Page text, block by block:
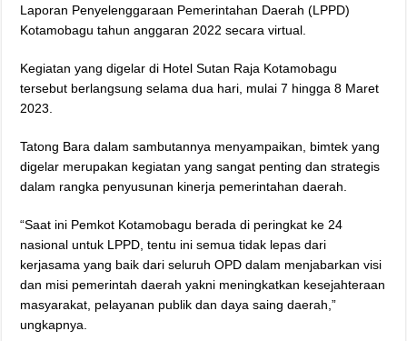
Laporan Penyelenggaraan Pemerintahan Daerah (LPPD)
Kotamobagu tahun anggaran 2022 secara virtual.
Kegiatan yang digelar di Hotel Sutan Raja Kotamobagu
tersebut berlangsung selama dua hari, mulai 7 hingga 8 Maret
2023.
Tatong Bara dalam sambutannya menyampaikan, bimtek yang
digelar merupakan kegiatan yang sangat penting dan strategis
dalam rangka penyusunan kinerja pemerintahan daerah.
“Saat ini Pemkot Kotamobagu berada di peringkat ke 24
nasional untuk LPPD, tentu ini semua tidak lepas dari
kerjasama yang baik dari seluruh OPD dalam menjabarkan visi
dan misi pemerintah daerah yakni meningkatkan kesejahteraan
masyarakat, pelayanan publik dan daya saing daerah,”
ungkapnya.